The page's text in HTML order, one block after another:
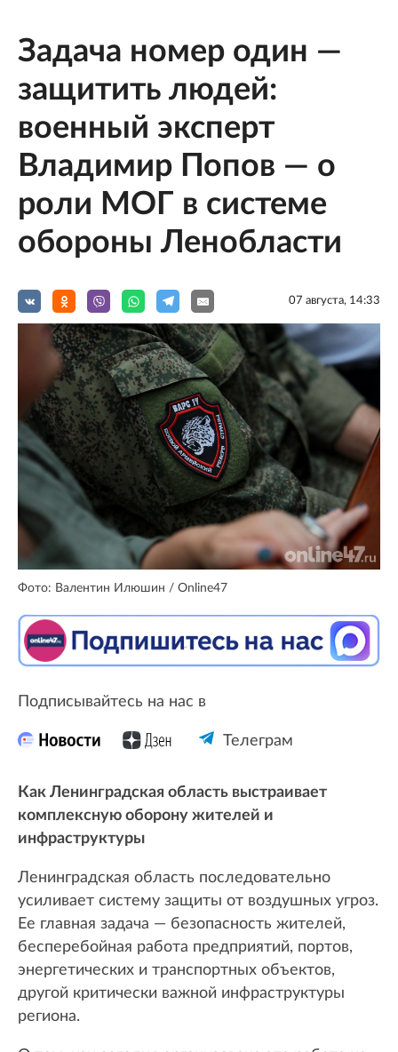
Задача номер один —
защитить людей:
военный эксперт
Владимир Попов — о
роли МОГ в системе
обороны Ленобласти
07 августа, 14:33
Фото: Валентин Илюшин / Online47
Подписывайтесь на нас в
Телеграм
Как Ленинградская область выстраивает
комплексную оборону жителей и
инфраструктуры
Ленинградская область последовательно
усиливает систему защиты от воздушных угроз.
Ее главная задача — безопасность жителей,
бесперебойная работа предприятий, портов,
энергетических и транспортных объектов,
другой критически важной инфраструктуры
региона.